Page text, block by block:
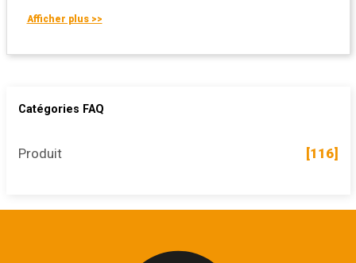
Afficher plus >>
Catégories FAQ
Produit [116]